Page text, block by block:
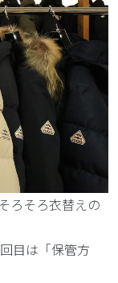
ろそろ衣替えの
目は「保管方